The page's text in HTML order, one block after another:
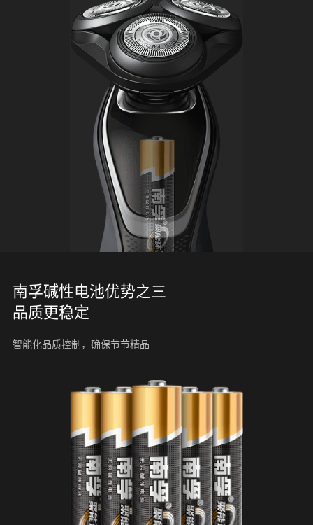
南孚碱性电池优势之三
品质更稳定
智能化品质控制，确保节节精品